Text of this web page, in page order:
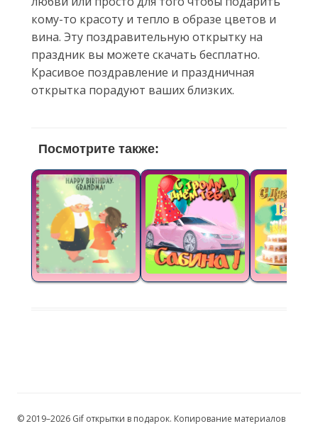
кому-то красоту и тепло в образе цветов и
вина. Эту поздравительную открытку на
праздник вы можете скачать бесплатно.
Красивое поздравление и праздничная
открытка порадуют ваших близких.
Посмотрите также:
© 2019–2026 Gif открытки в подарок. Копирование материалов